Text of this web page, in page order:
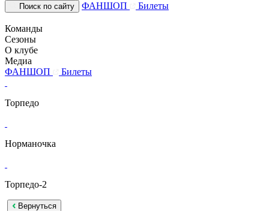
Поиск по сайту ФАНШОП Билеты
Команды
Сезоны
О клубе
Медиа
ФАНШОП
Билеты
Торпедо
Норманочка
Торпедо-2
Вернуться